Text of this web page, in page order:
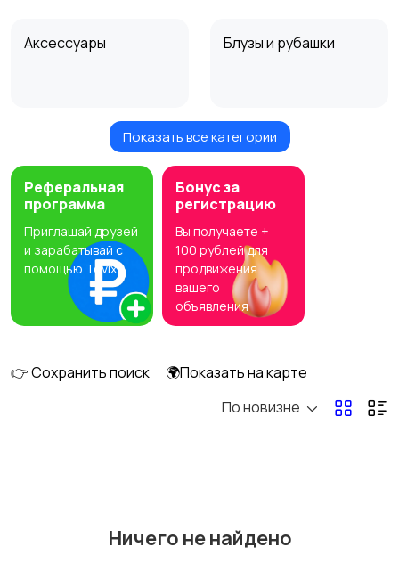
Аксессуары Блузы и рубашки
Будущим мамам Верхняя одежда
Головные уборы Домашняя одежда
Показать все категории
Реферальная
программа
Приглашай друзей
и зарабатывай с
помощью Tovix
Бонус за
регистрацию
Вы получаете +
100 рублей для
продвижения
вашего
объявления
👉 Сохранить поиск
🌍Показать на карте
По новизне
Ничего не найдено